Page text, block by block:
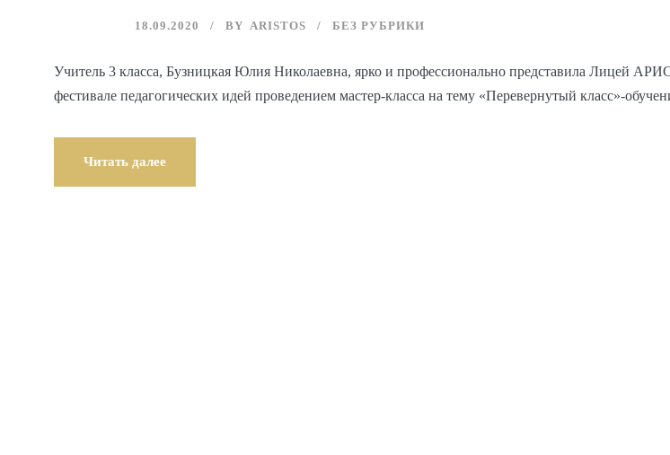
18.09.2020 BY ARISTOS БЕЗ РУБРИКИ
Учитель 3 класса, Бузницкая Юлия Николаевна, ярко и профессионально представила Лицей
фестивале педагогических идей проведением мастер-класса на тему «Перевернутый класс»-
Читать далее